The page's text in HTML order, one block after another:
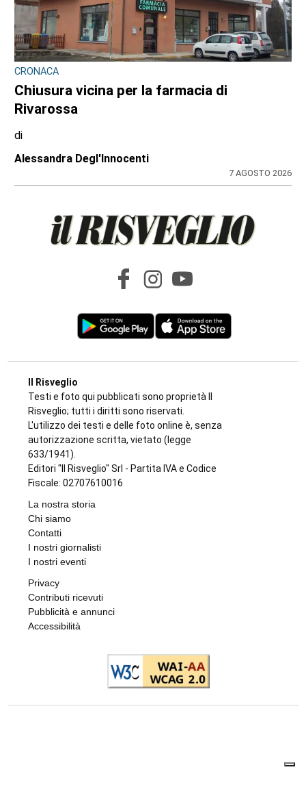
CRONACA
Chiusura vicina per la farmacia di
Rivarossa
di
Alessandra Degl'Innocenti
7 AGOSTO 2026
Il Risveglio
Testi e foto qui pubblicati sono proprietà Il
Risveglio; tutti i diritti sono riservati.
L'utilizzo dei testi e delle foto online è, senza
autorizzazione scritta, vietato (legge
633/1941).
Editori "Il Risveglio" Srl - Partita IVA e Codice
Fiscale: 02707610016
La nostra storia
Chi siamo
Contatti
I nostri giornalisti
I nostri eventi
Privacy
Contributi ricevuti
Pubblicità e annunci
Accessibilità